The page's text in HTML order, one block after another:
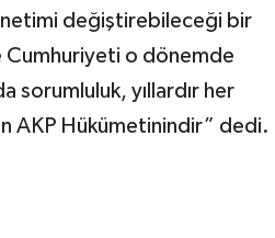
değiştirebileceği bir
Cumhuriyeti o dönemde
sorumluluk, yıllardır her
AKP Hükümetinindir” dedi.